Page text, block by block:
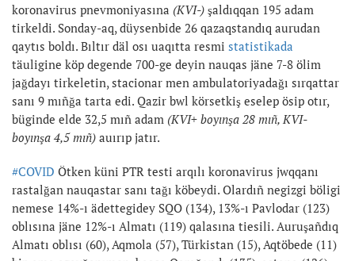
koronavirus pnevmoniyasına (KVI-) şaldıqqan 195 adam
tirkeldi. Sonday-aq, düysenbide 26 qazaqstandıq aurudan
qaytıs boldı. Bıltır däl osı uaqıtta resmi statistikada
täuligine köp degende 700-ge deyin nauqas jäne 7-8 ölim
jağdayı tirkeletin, stacionar men ambulatoriyadağı sırqattar
sanı 9 mıñğa tarta edi. Qazir bwl körsetkiş eselep ösip otır,
büginde elde 32,5 mıñ adam (KVI+ boyınşa 28 mıñ, KVI-
boyınşa 4,5 mıñ) auırıp jatır.
#COVID Ötken küni PTR testi arqılı koronavirus jwqqanı
rastalğan nauqastar sanı tağı köbeydi. Olardıñ negizgi böligi
nemese 14%-ı ädettegidey SQO (134), 13%-ı Pavlodar (123)
oblısına jäne 12%-ı Almatı (119) qalasına tiesili. Auruşañdıq
Almatı oblısı (60), Aqmola (57), Türkistan (15), Aqtöbede (11)